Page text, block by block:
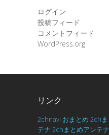
ログイン
投稿フィード
コメントフィード
WordPress.org
リンク
2chnavi おまとめ 2ch
テナ 2chまとめアンテナ